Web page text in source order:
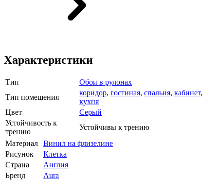
Характеристики
Тип
Обои в рулонах
Тип помещения
коридор, гостиная, спальня, кабинет,
кухня
Цвет
Серый
Устойчивость к
трению
Устойчивы к трению
Материал
Винил на флизелине
Рисунок
Клетка
Страна
Англия
Бренд
Aura